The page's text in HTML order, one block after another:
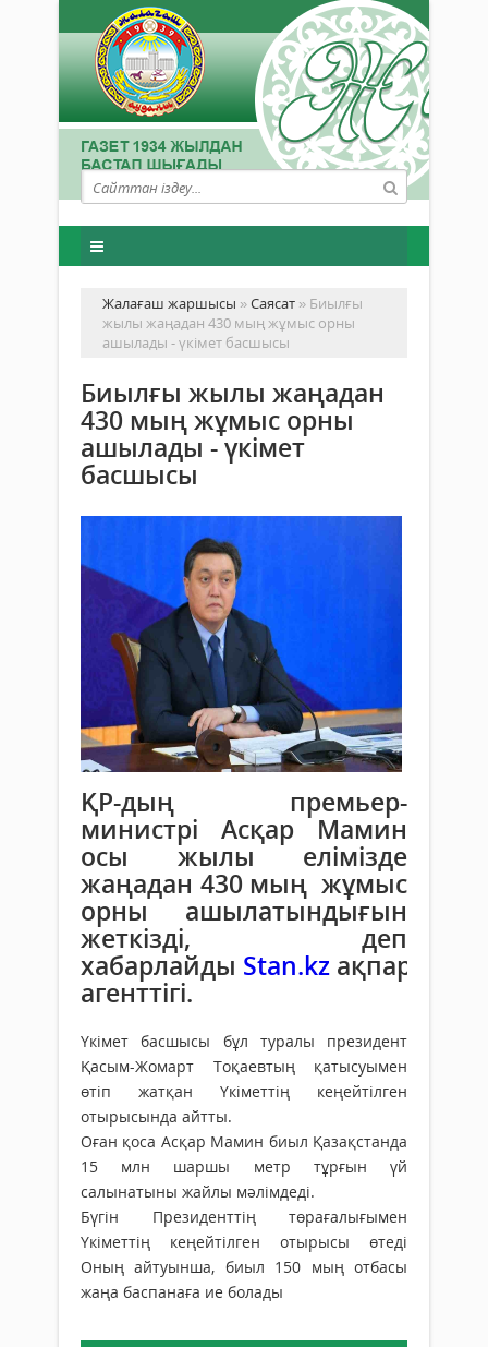
Жалағаш жаршысы »Саясат » Биылғы
жылы жаңадан 430 мың жұмыс орны
ашылады - үкімет басшысы
Биылғы жылы жаңадан
430 мың жұмыс орны
ашылады - үкімет
басшысы
ҚР-дың премьер-
министрі Асқар Мамин
осы жылы елімізде
жаңадан 430 мың жұмыс
орны ашылатындығын
жеткізді, деп
хабарлайды Stan.kz ақпарат
агенттігі.
Үкімет басшысы бұл туралы президент
Қасым-Жомарт Тоқаевтың қатысуымен
өтіп жатқан Үкіметтің кеңейтілген
отырысында айтты.
Оған қоса Асқар Мамин биыл Қазақстанда
15 млн шаршы метр тұрғын үй
салынатыны жайлы мәлімдеді.
Бүгін Президенттің төрағалығымен
Үкіметтің кеңейтілген отырысы өтеді
Оның айтуынша, биыл 150 мың отбасы
жаңа баспанаға ие болады